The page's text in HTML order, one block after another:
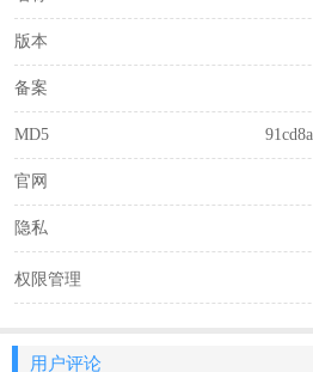
版本
备案
MD5
官网
隐私
权限管理
用户评论